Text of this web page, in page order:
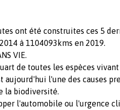
ont été construites ces 5
à 1104093kms en 2019.
VIE.
de toutes les espèces
aujourd'hui l'une des causes
la biodiversité.
l'automobile ou l'urgence